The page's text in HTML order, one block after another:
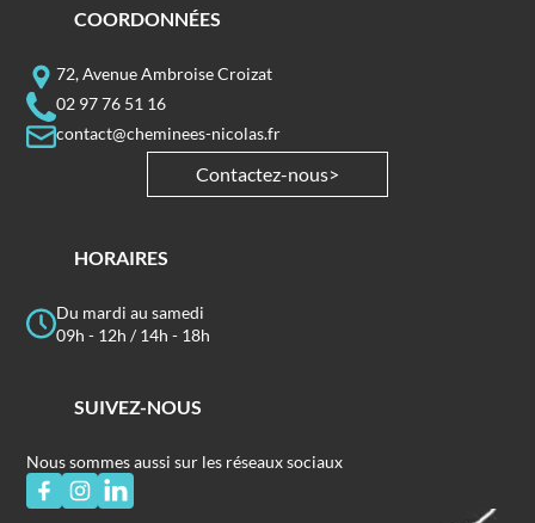
COORDONNÉES
72, Avenue Ambroise Croizat
02 97 76 51 16
contact@cheminees-nicolas.fr
Contactez-nous
HORAIRES
Du mardi au samedi
09h - 12h / 14h - 18h
SUIVEZ-NOUS
Nous sommes aussi sur les réseaux sociaux